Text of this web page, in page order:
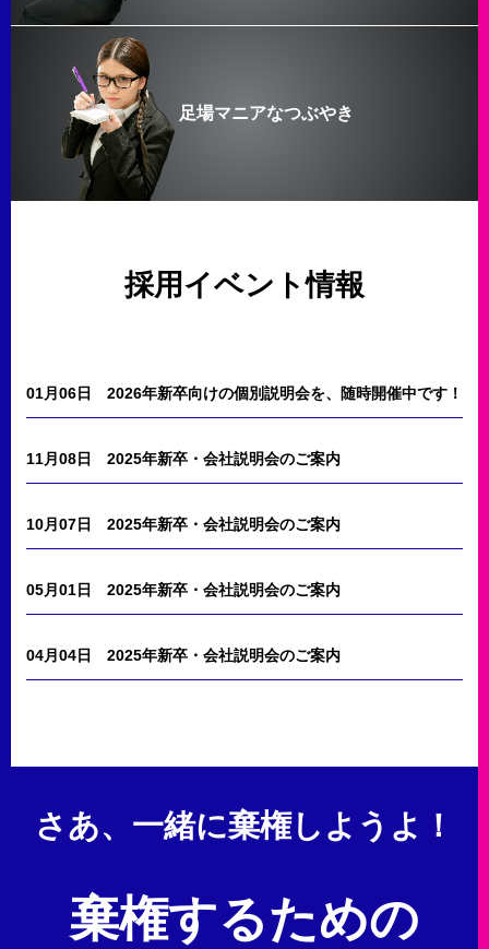
足場マニアなつぶやき
採用イベント情報
01月06日 2026年新卒向けの個別説明会を、随時開催中です！
11月08日 2025年新卒・会社説明会のご案内
10月07日 2025年新卒・会社説明会のご案内
05月01日 2025年新卒・会社説明会のご案内
04月04日 2025年新卒・会社説明会のご案内
さあ、一緒に棄権しようよ！
棄権するための